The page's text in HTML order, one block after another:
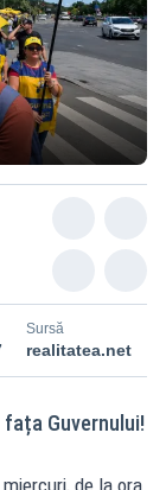
Sursă
realitatea.net
Guvernului!
de la ora